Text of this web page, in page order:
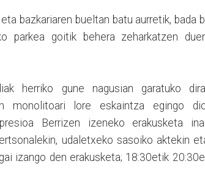
bazkariaren bueltan batu aurretik, bada
parkea goitik behera zeharkatzen
herriko gune nagusian garatuko
monolitoari lore eskaintza egingo
Berrizen izeneko erakusketa
udaletxeko sasoiko aktekin
izango den erakusketa; 18:30etik